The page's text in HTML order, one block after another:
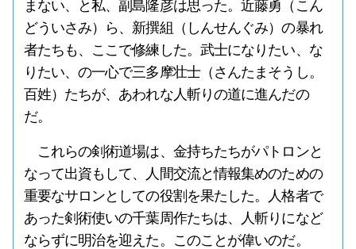
まない、と私、副島隆彦は思った。近藤勇（こん
どういさみ）ら、新撰組（しんせんぐみ）の暴れ
者たちも、ここで修練した。武士になりたい、な
りたい、の一心で三多摩壮士（さんたまそうし。
百姓）たちが、あわれな人斬りの道に進んだの
だ。
これらの剣術道場は、金持ちたちがパトロンと
なって出資もして、人間交流と情報集めのための
重要なサロンとしての役割を果たした。人格者で
あった剣術使いの千葉周作たちは、人斬りになど
ならずに明治を迎えた。このことが偉いのだ。